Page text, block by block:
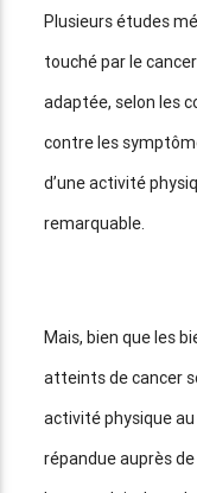
Plusieurs études
touché par le
adaptée, selon les
contre les
d’une activité
remarquable.
Mais, bien que les
atteints de cancer
activité physique
répandue auprès